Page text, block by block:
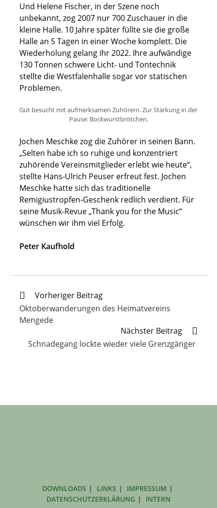
Und Helene Fischer, in der Szene noch
unbekannt, zog 2007 nur 700 Zuschauer in die
kleine Halle. 10 Jahre später füllte sie die große
Halle an 5 Tagen in einer Woche komplett. Die
Wiederholung gelang ihr 2022. Ihre aufwändige
130 Tonnen schwere Licht- und Tontechnik
stellte die Westfalenhalle sogar vor statischen
Problemen.
Gut besucht mit aufmerksamen Zuhörern. Zur Stärkung in der
Pause: Bockwurstbrötchen.
Jochen Meschke zog die Zuhörer in seinen Bann.
„Selten habe ich so ruhige und konzentriert
zuhörende Vereinsmitglieder erlebt wie heute“,
stellte Hans-Ulrich Peuser erfreut fest. Jochen
Meschke hatte sich das traditionelle
Remigiustropfen-Geschenk redlich verdient. Für
seine Musik-Revue „Thank you for the Music“
wünschen wir ihm viel Erfolg.
Peter Kaufhold
Weitere
Artikel
ansehen
Vorheriger Beitrag
Oktoberwanderungen des Heimatvereins
Mengede
Nächster Beitrag
Schnadegang lockte wieder viele Grenzgänger
DOWNLOADS LINKS
IMPRESSUM
DATENSCHUTZERKLÄRUNG
INTERN